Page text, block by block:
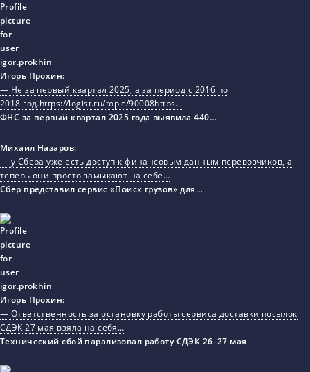
Игорь Прохин:
— Не за первый квартал 2025, а за период с 2016 по
2018 год.https://logist.ru/topic/90008https…
ФНС за первый квартал 2025 года выявила 440…
Михаил Назаров:
— у Сбера уже есть доступ к финансовым данным перевозчиков, а
теперь они просто замыкают на себе…
Сбер представил сервис «Поиск грузов» для…
Игорь Прохин:
— Ответственность за остановку работы сервиса доставки посылок
СДЭК 27 мая взяла на себя…
Технический сбой парализовал работу СДЭК 26–27 мая